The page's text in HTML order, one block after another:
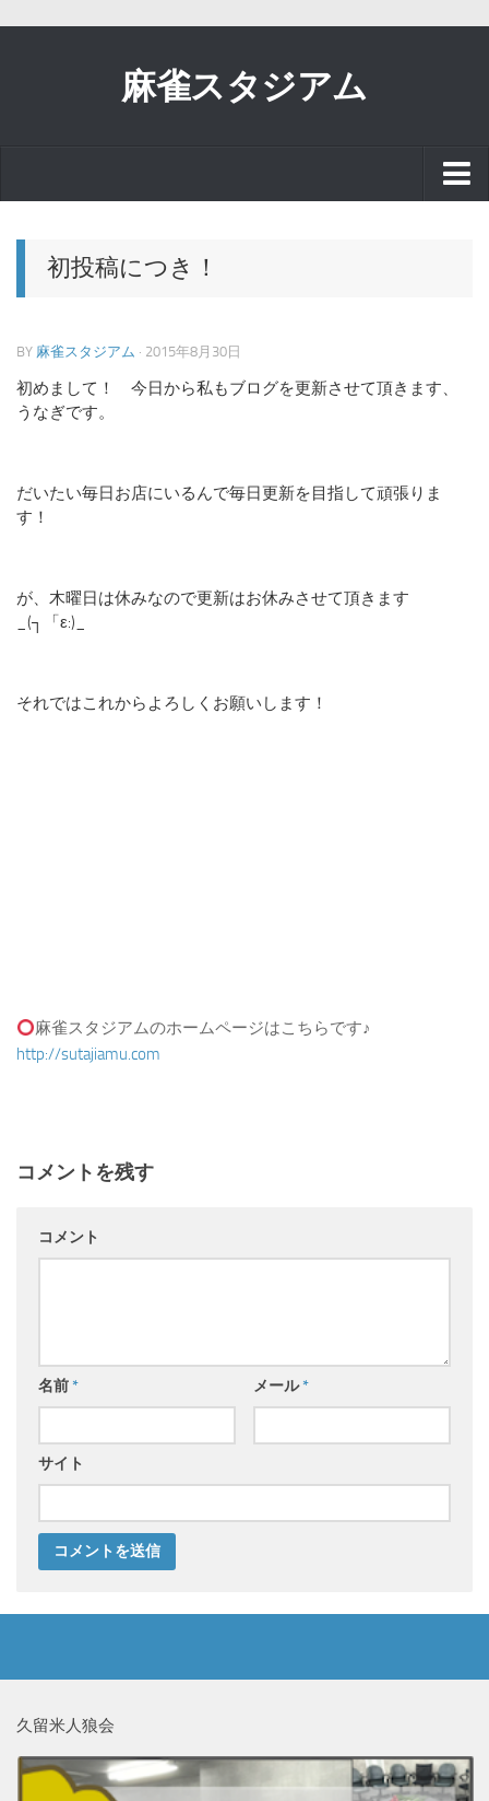
麻雀スタジアム
スタッフブログ
お知らせ
ブログ
初投稿につき！
BY 麻雀スタジアム · 2015年8月30日
初めまして！ 今日から私もブログを更新させて頂きます、
うなぎです。
だいたい毎日お店にいるんで毎日更新を目指して頑張りま
す！
が、木曜日は休みなので更新はお休みさせて頂きます
_(┐「ε:)_
それではこれからよろしくお願いします！
麻雀スタジアムのホームページはこちらです♪
http://sutajiamu.com
コメントを残す
コメント
名前* メール*
サイト
久留米人狼会